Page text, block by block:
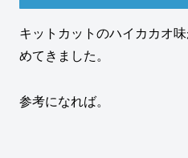
キットカットのハイカカオ
めてきました。
参考になれば。